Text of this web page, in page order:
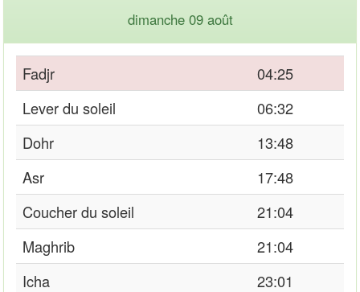
dimanche 09 août
Fadjr
04:25
Lever du soleil
06:32
Dohr
13:48
Asr
17:48
Coucher du soleil
21:04
Maghrib
21:04
Icha
23:01